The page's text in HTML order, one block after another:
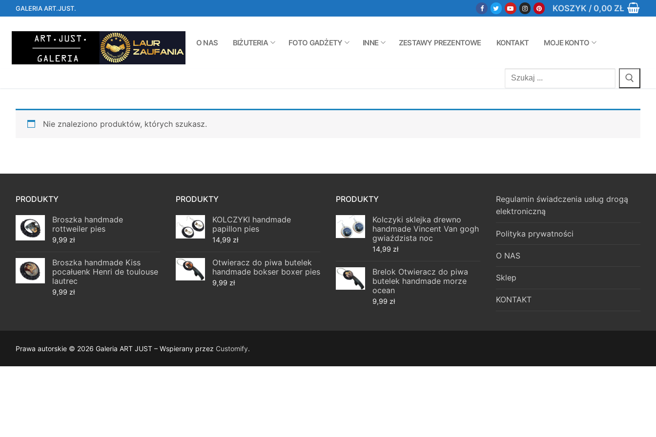
Przejdź
do
treści
GALERIA ART.JUST. KOSZYK / 0,00 ZŁ
O NAS BIŻUTERIA FOTO GADŻETY INNE ZESTAWY PREZENTOWE KONTAKT MOJE KONTO
Szukaj:
Nie znaleziono produktów, których szukasz.
PRODUKTY
Broszka handmade
rottweiler pies
9,99 zł
Broszka handmade Kiss
pocałuenk Henri de toulouse
lautrec
9,99 zł
PRODUKTY
KOLCZYKI handmade
papillon pies
14,99 zł
Otwieracz do piwa butelek
handmade bokser boxer pies
9,99 zł
PRODUKTY
Kolczyki sklejka drewno
handmade Vincent Van gogh
gwiaździsta noc
14,99 zł
Brelok Otwieracz do piwa
butelek handmade morze
ocean
9,99 zł
Regulamin świadczenia usług drogą
elektroniczną
Polityka prywatności
O NAS
Sklep
KONTAKT
Prawa autorskie © 2026 Galeria ART JUST – Wspierany przez Customify.